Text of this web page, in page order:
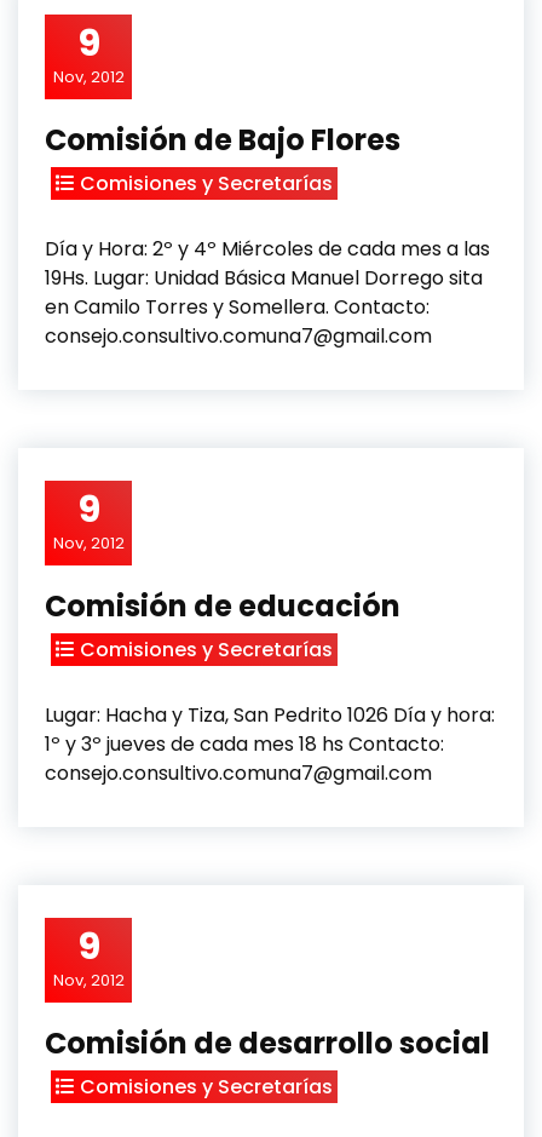
9
Nov, 2012
Comisión de Bajo Flores
Comisiones y Secretarías
Día y Hora: 2º y 4º Miércoles de cada mes a las
19Hs. Lugar: Unidad Básica Manuel Dorrego sita
en Camilo Torres y Somellera. Contacto:
consejo.consultivo.comuna7@gmail.com
9
Nov, 2012
Comisión de educación
Comisiones y Secretarías
Lugar: Hacha y Tiza, San Pedrito 1026 Día y hora:
1º y 3º jueves de cada mes 18 hs Contacto:
consejo.consultivo.comuna7@gmail.com
9
Nov, 2012
Comisión de desarrollo social
Comisiones y Secretarías